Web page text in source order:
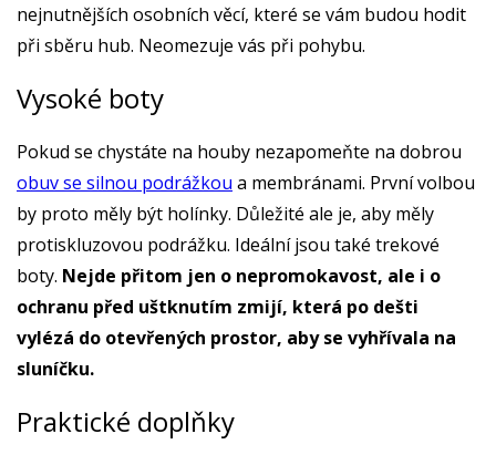
nejnutnějších osobních věcí, které se vám budou hodit
při sběru hub. Neomezuje vás při pohybu.
Vysoké boty
Pokud se chystáte na houby nezapomeňte na dobrou
obuv se silnou podrážkou a membránami. První volbou
by proto měly být holínky. Důležité ale je, aby měly
protiskluzovou podrážku. Ideální jsou také trekové
boty. Nejde přitom jen o nepromokavost, ale i o
ochranu před uštknutím zmijí, která po dešti
vylézá do otevřených prostor, aby se vyhřívala na
sluníčku.
Praktické doplňky